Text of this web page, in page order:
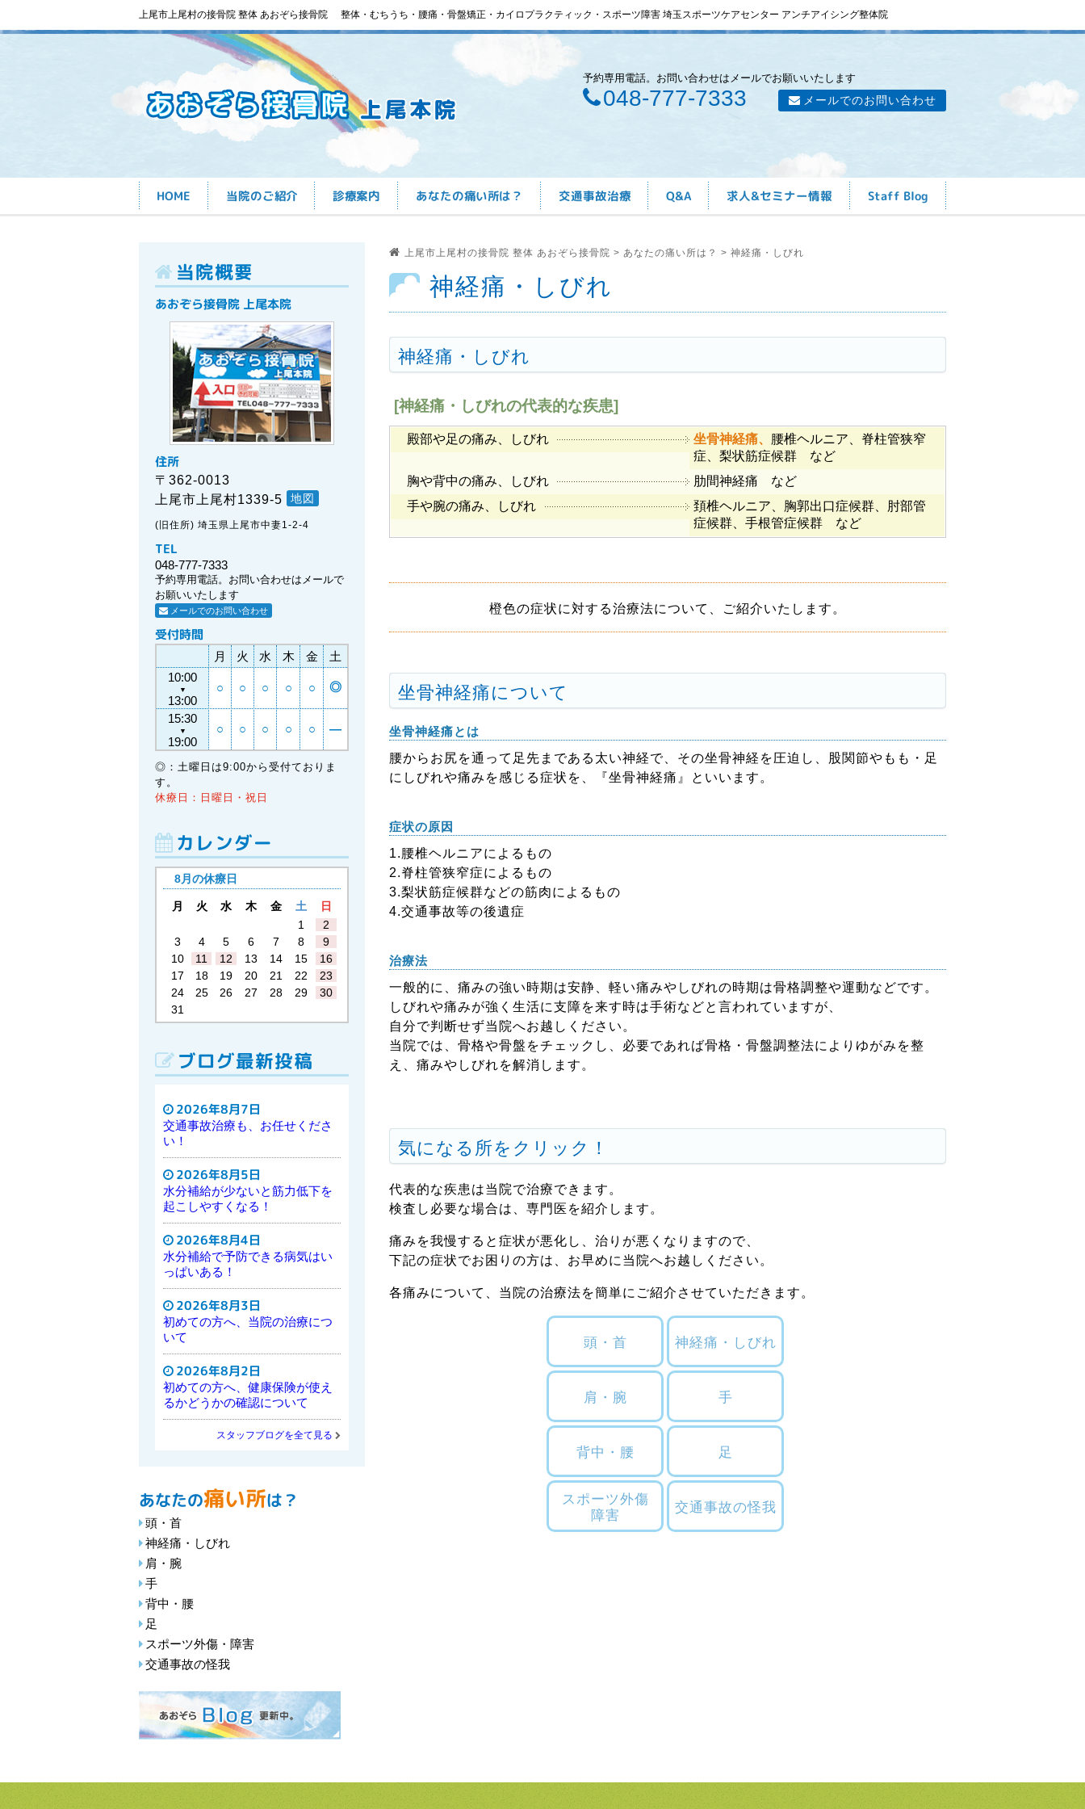
上尾市上尾村の接骨院 整体 あおぞら接骨院 整体・むちうち・腰痛・骨盤矯正・カイロプラクティック・スポーツ障害 埼玉スポーツケアセンター アンチアイシング整体院
予約専用電話。お問い合わせはメールでお願いいたします
048-777-7333 メールでのお問い合わせ
HOME 当院のご紹介 診療案内 あなたの痛い所は？ 交通事故治療 Q&A 求人&セミナー情報 Staff Blog
上尾市上尾村の接骨院 整体 あおぞら接骨院 > あなたの痛い所は？ > 神経痛・しびれ
神経痛・しびれ
神経痛・しびれ
[神経痛・しびれの代表的な疾患]
殿部や足の痛み、しびれ 坐骨神経痛、 腰椎ヘルニア、脊柱管狭窄
症、梨状筋症候群 など
胸や背中の痛み、しびれ
肋間神経痛 など
手や腕の痛み、しびれ
頚椎ヘルニア、胸郭出口症候群、肘部管
症候群、手根管症候群 など
橙色の症状に対する治療法について、ご紹介いたします。
坐骨神経痛について
坐骨神経痛とは
腰からお尻を通って足先まである太い神経で、その坐骨神経を圧迫し、股関節やもも・足
にしびれや痛みを感じる症状を、『坐骨神経痛』といいます。
症状の原因
1.腰椎ヘルニアによるもの
2.脊柱管狭窄症によるもの
3.梨状筋症候群などの筋肉によるもの
4.交通事故等の後遺症
治療法
一般的に、痛みの強い時期は安静、軽い痛みやしびれの時期は骨格調整や運動などです。
しびれや痛みが強く生活に支障を来す時は手術などと言われていますが、
自分で判断せず当院へお越しください。
当院では、骨格や骨盤をチェックし、必要であれば骨格・骨盤調整法によりゆがみを整
え、痛みやしびれを解消します。
気になる所をクリック！
代表的な疾患は当院で治療できます。
検査し必要な場合は、専門医を紹介します。
痛みを我慢すると症状が悪化し、治りが悪くなりますので、
下記の症状でお困りの方は、お早めに当院へお越しください。
各痛みについて、当院の治療法を簡単にご紹介させていただきます。
頭・首 神経痛・しびれ
肩・腕 手
背中・腰 足
スポーツ外傷
障害
交通事故の怪我
当院概要
あおぞら接骨院 上尾本院
住所
〒362-0013
上尾市上尾村1339-5
地図
(旧住所) 埼玉県上尾市中妻1-2-4
TEL
048-777-7333
予約専用電話。お問い合わせはメールで
お願いいたします
メールでのお問い合わせ
受付時間
月 火 水 木 金
土
10:00
▼
13:00
○ ○ ○ ○ ○ ◎
15:30
▼
19:00
○ ○ ○ ○ ○ ―
◎：土曜日は9:00から受付ておりま
す。
休療日：日曜日・祝日
カレンダー
8月の休療日
月 火 水 木 金 土
日
1
2
3
4 5 6 7 8
9
10
11 12 13 14 15
16
17
18 19 20 21 22
23
24
25 26 27 28 29
30
31
ブログ最新投稿
2026年8月7日
交通事故治療も、お任せくださ
い！
2026年8月5日
水分補給が少ないと筋力低下を
起こしやすくなる！
2026年8月4日
水分補給で予防できる病気はい
っぱいある！
2026年8月3日
初めての方へ、当院の治療につ
いて
2026年8月2日
初めての方へ、健康保険が使え
るかどうかの確認について
スタッフブログを全て見る
あなたの痛い所は？
頭・首
神経痛・しびれ
肩・腕
手
背中・腰
足
スポーツ外傷・障害
交通事故の怪我